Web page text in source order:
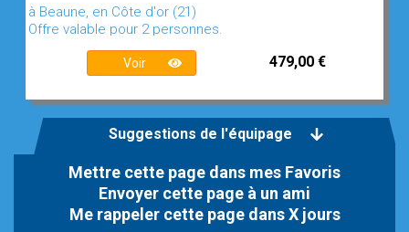
à Beaune, en Côte d'or (21)
Offre valable pour 2 personnes.
Voir 479,00 €
Suggestions de l'équipage
Mettre cette page dans mes Favoris
Envoyer cette page à un ami
Me rappeler cette page dans X jours